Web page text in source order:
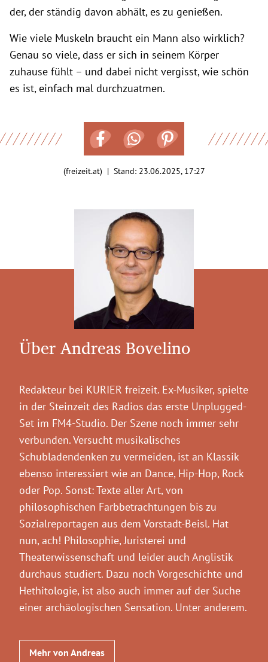
der, der ständig davon abhält, es zu genießen.
Wie viele Muskeln braucht ein Mann also wirklich?
Genau so viele, dass er sich in seinem Körper
zuhause fühlt – und dabei nicht vergisst, wie schön
es ist, einfach mal durchzuatmen.
(freizeit.at) | Stand: 23.06.2025, 17:27
Über Andreas Bovelino
Redakteur bei KURIER freizeit. Ex-Musiker, spielte
in der Steinzeit des Radios das erste Unplugged-
Set im FM4-Studio. Der Szene noch immer sehr
verbunden. Versucht musikalisches
Schubladendenken zu vermeiden, ist an Klassik
ebenso interessiert wie an Dance, Hip-Hop, Rock
oder Pop. Sonst: Texte aller Art, von
philosophischen Farbbetrachtungen bis zu
Sozialreportagen aus dem Vorstadt-Beisl. Hat
nun, ach! Philosophie, Juristerei und
Theaterwissenschaft und leider auch Anglistik
durchaus studiert. Dazu noch Vorgeschichte und
Hethitologie, ist also auch immer auf der Suche
einer archäologischen Sensation. Unter anderem.
Mehr von Andreas